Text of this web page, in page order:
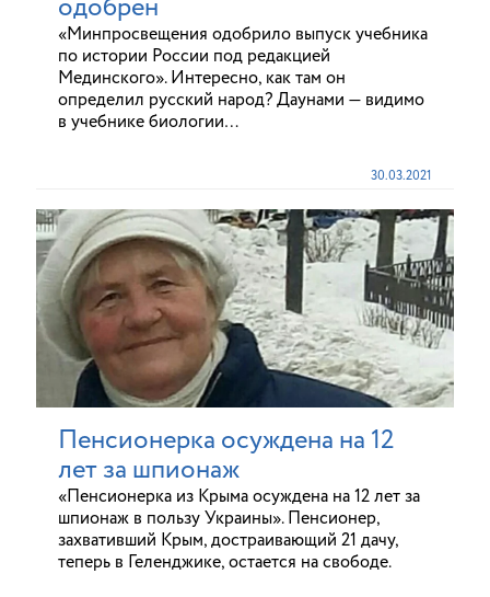
одобрен
«Минпросвещения одобрило выпуск учебника
по истории России под редакцией
Мединского». Интересно, как там он
определил русский народ? Даунами — видимо
в учебнике биологии…
30.03.2021
Пенсионерка осуждена на 12
лет за шпионаж
«Пенсионерка из Крыма осуждена на 12 лет за
шпионаж в пользу Украины». Пенсионер,
захвативший Крым, достраивающий 21 дачу,
теперь в Геленджике, остается на свободе.